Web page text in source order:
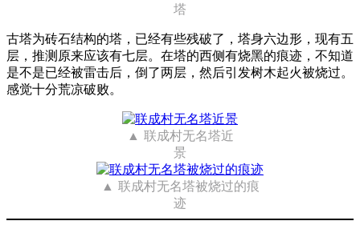
塔
古塔为砖石结构的塔，已经有些残破了，塔身六边形，现有五
层，推测原来应该有七层。在塔的西侧有烧黑的痕迹，不知道
是不是已经被雷击后，倒了两层，然后引发树木起火被烧过。
感觉十分荒凉破败。
联成村无名塔近
景
联成村无名塔被烧过的痕
迹